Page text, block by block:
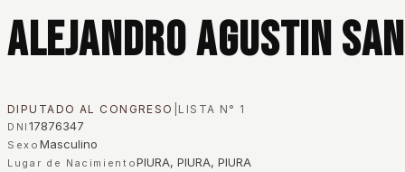
Alejandro Agustin
DIPUTADO AL CONGRESO LISTA N° 1
DNI 17876347
Sexo Masculino
Lugar de NacimientoPIURA, PIURA, PIURA